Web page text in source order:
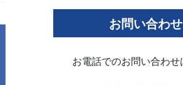
お問い合わせ
お電話でのお問い合わせ